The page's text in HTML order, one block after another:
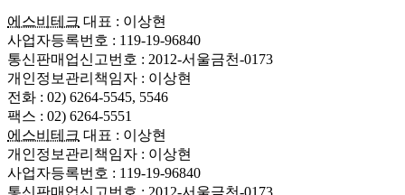
에스비테크 대표 : 이상현
사업자등록번호 : 119-19-96840
통신판매업신고번호 : 2012-서울금천-0173
개인정보관리책임자 : 이상현
전화 : 02) 6264-5545, 5546
팩스 : 02) 6264-5551
에스비테크 대표 : 이상현
개인정보관리책임자 : 이상현
사업자등록번호 : 119-19-96840
통신판매업신고번호 : 2012-서울금천-0173